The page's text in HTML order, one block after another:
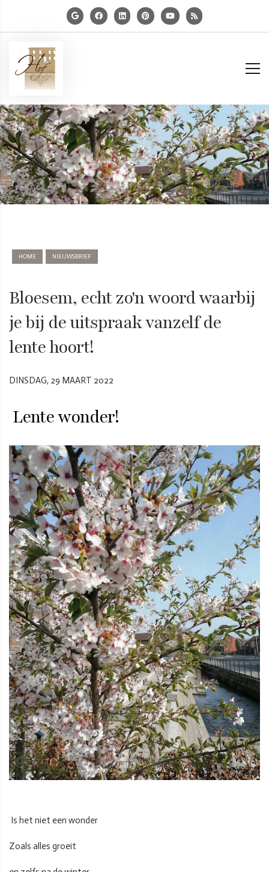
HOME NIEUWSBRIEF
Bloesem, echt zo'n woord waarbij
je bij de uitspraak vanzelf de
lente hoort!
DINSDAG, 29 MAART 2022
Lente wonder!
Is het niet een wonder
Zoals alles groeit